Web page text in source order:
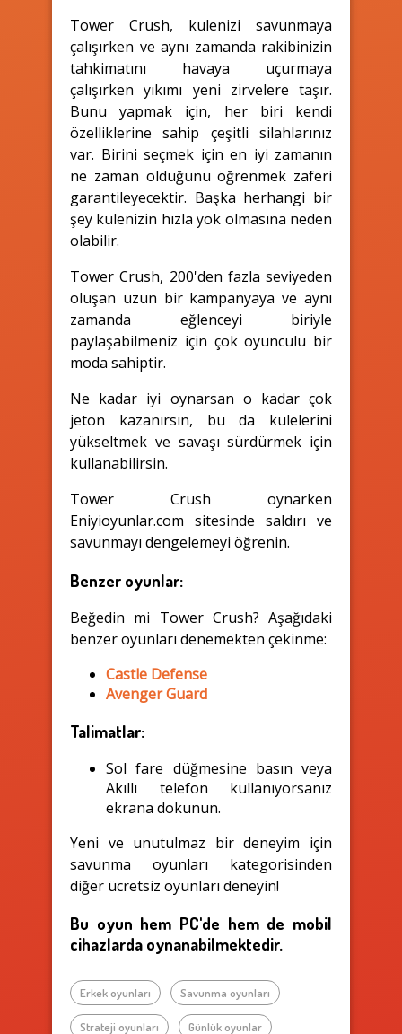
Tower Crush, kulenizi savunmaya
çalışırken ve aynı zamanda rakibinizin
tahkimatını havaya uçurmaya
çalışırken yıkımı yeni zirvelere taşır.
Bunu yapmak için, her biri kendi
özelliklerine sahip çeşitli silahlarınız
var. Birini seçmek için en iyi zamanın
ne zaman olduğunu öğrenmek zaferi
garantileyecektir. Başka herhangi bir
şey kulenizin hızla yok olmasına neden
olabilir.
Tower Crush, 200'den fazla seviyeden
oluşan uzun bir kampanyaya ve aynı
zamanda eğlenceyi biriyle
paylaşabilmeniz için çok oyunculu bir
moda sahiptir.
Ne kadar iyi oynarsan o kadar çok
jeton kazanırsın, bu da kulelerini
yükseltmek ve savaşı sürdürmek için
kullanabilirsin.
Tower Crush oynarken
Eniyioyunlar.com sitesinde saldırı ve
savunmayı dengelemeyi öğrenin.
Benzer oyunlar:
Beğedin mi Tower Crush? Aşağıdaki
benzer oyunları denemekten çekinme:
Castle Defense
Avenger Guard
Talimatlar:
Sol fare düğmesine basın veya
Akıllı telefon kullanıyorsanız
ekrana dokunun.
Yeni ve unutulmaz bir deneyim için
savunma oyunları kategorisinden
diğer ücretsiz oyunları deneyin!
Bu oyun hem PC'de hem de mobil
cihazlarda oynanabilmektedir.
Erkek oyunları Savunma oyunları
Strateji oyunları Günlük oyunlar